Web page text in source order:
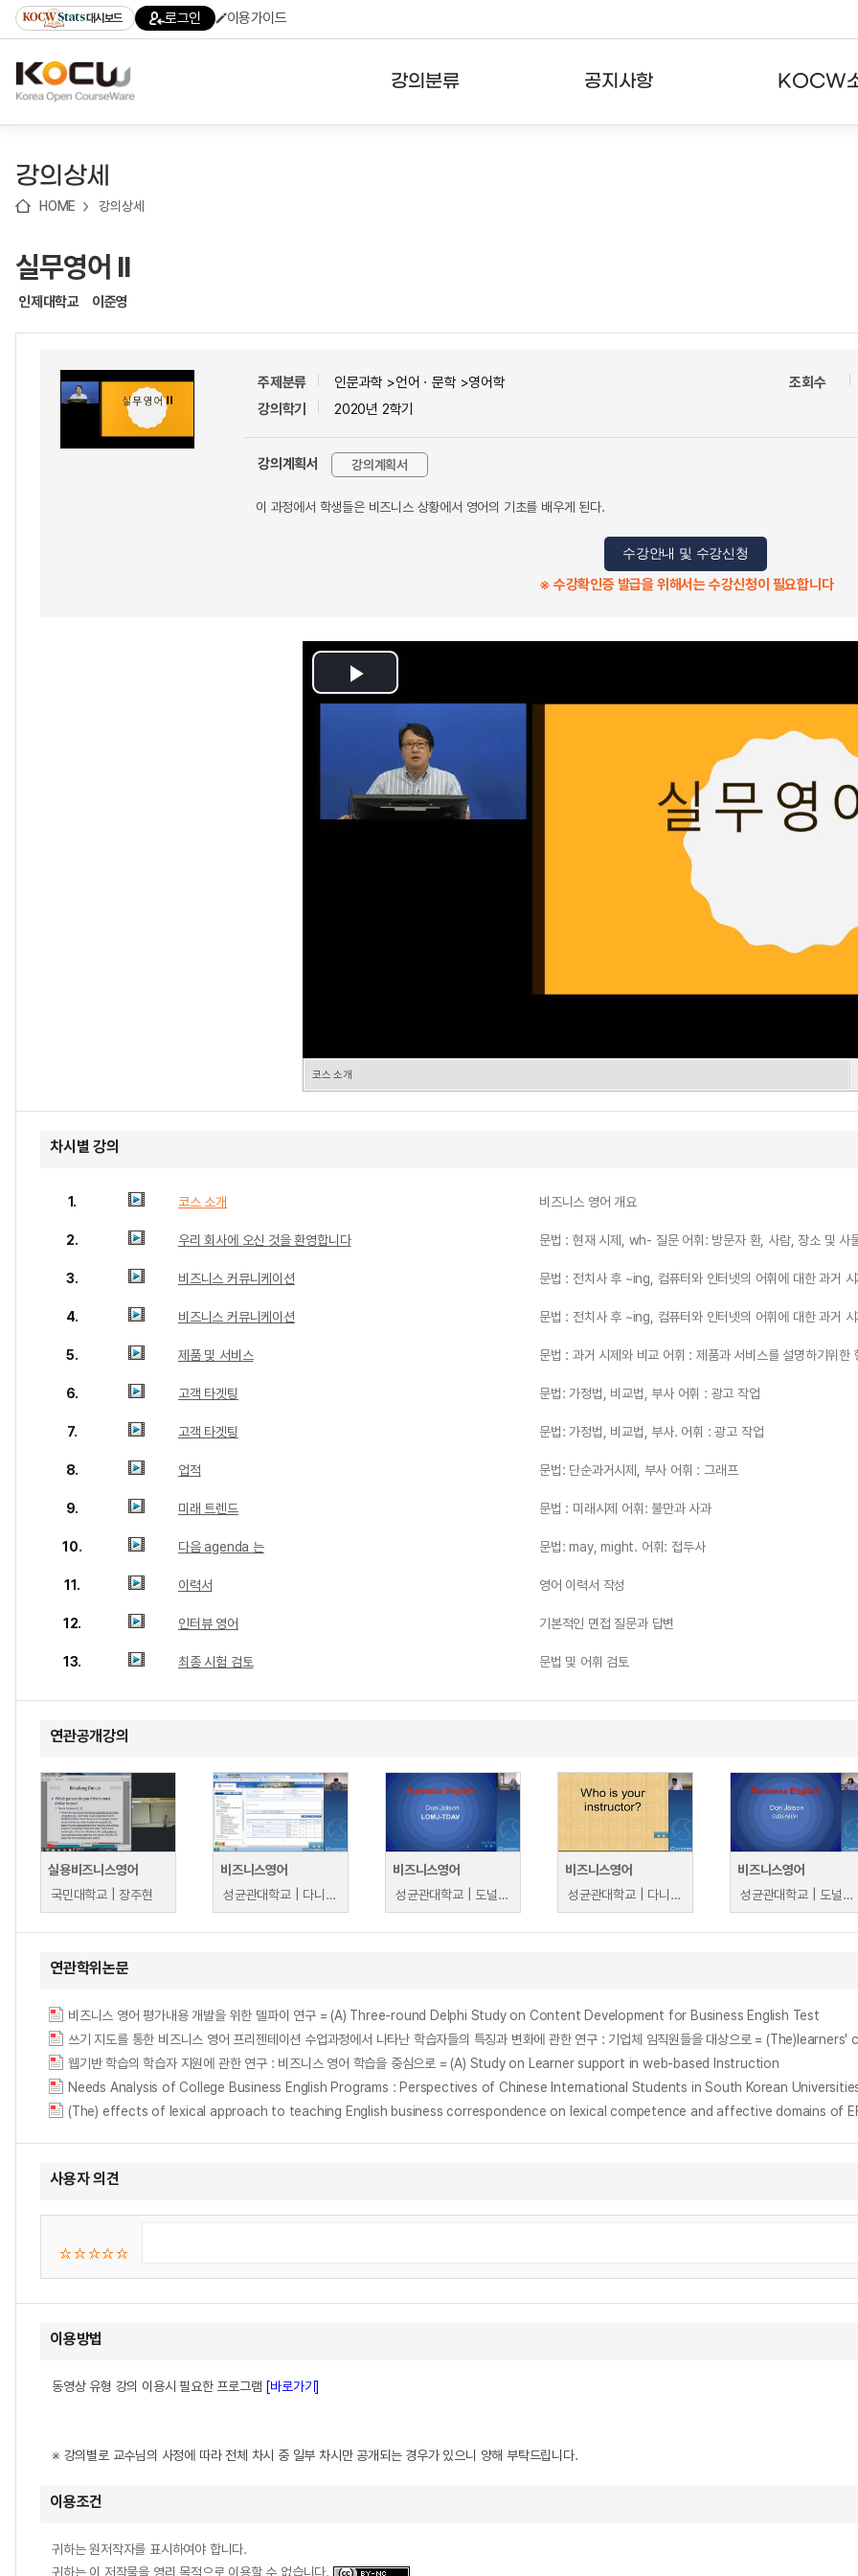
기
기
기
content)
가
대시보드 로그인 이용가이드
강의분류 공지사항 KOCW
강의상세
HOME 강의상세
실무영어 II
인제대학교 이준영
주제분류
인문과학 >언어ㆍ문학 >영어학
강의학기
2020년 2학기
조회수
강의계획서 강의계획서
이 과정에서 학생들은 비즈니스 상황에서 영어의 기초를 배우게 된다.
수강안내 및 수강신청
※ 수강확인증 발급을 위해서는 수강신청이 필요합니다
Play
Video
코스 소개
차시별 강의
1. 코스 소개 비즈니스 영어 개요
2. 우리 회사에 오신 것을 환영합니다 문법 : 현재 시제, wh- 질문 어휘: 방문자 환, 사람, 장소 및 사
3. 비즈니스 커뮤니케이션 문법 : 전치사 후 ~ing, 컴퓨터와 인터넷의 어휘에 대한 과거 시
4. 비즈니스 커뮤니케이션 문법 : 전치사 후 ~ing, 컴퓨터와 인터넷의 어휘에 대한 과거 시
5. 제품 및 서비스 문법 : 과거 시제와 비교 ​​어휘 : 제품과 서비스를 설명하기위한
6. 고객 타겟팅 문법: 가정법, 비교법, 부사 어휘 : 광고 작업
7. 고객 타겟팅 문법: 가정법, 비교법, 부사. 어휘 : 광고 작업
8. 업적 문법: 단순과거시제, 부사 어휘 : 그래프
9. 미래 트렌드 문법 : 미래시제 어휘: 불만과 사과
10. 다음 agenda 는 문법: may, might. 어휘: 접두사
11. 이력서 영어 이력서 작성
12. 인터뷰 영어 기본적인 면접 질문과 답변
13. 최종 시험 검토 문법 및 어휘 검토
연관공개강의
실용비즈니스영어
국민대학교 | 장주현
비즈니스영어
성균관대학교 | 다니엘클리븐, 성균관대학교
비즈니스영어
성균관대학교 | 도널린졸슨
비즈니스영어
성균관대학교 | 다니엘클리븐
비즈니스영어
성균관대학교 | 도널린졸슨
연관학위논문
비즈니스 영어 평가내용 개발을 위한 델파이 연구 = (A) Three-round Delphi Study on Content Development for Business English Test
웹기반 학습의 학습자 지원에 관한 연구 : 비즈니스 영어 학습을 중심으로 = (A) Study on Learner support in web-based Instruction
Needs Analysis of College Business English Programs : Perspectives of Chinese International Students in South Korean
(The) effects of lexical approach to teaching English business correspondence on lexical competence and affective domains of
사용자 의견
이용방법
동영상 유형 강의 이용시 필요한 프로그램 [바로가기]
※ 강의별로 교수님의 사정에 따라 전체 차시 중 일부 차시만 공개되는 경우가 있으니 양해 부탁드립니다.
이용조건
귀하는 원저작자를 표시하여야 합니다.
귀하는 이 저작물을 영리 목적으로 이용할 수 없습니다.